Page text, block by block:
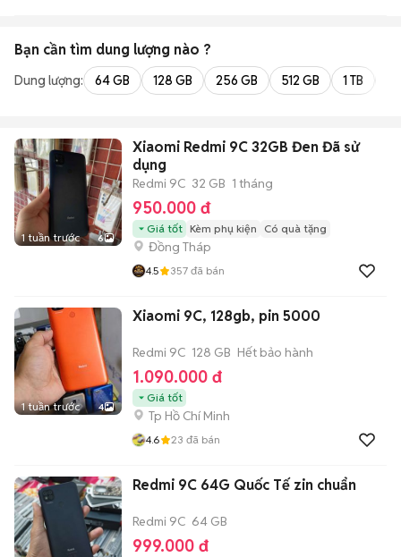
Bạn cần tìm dung lượng nào ?
Dung lượng: 64 GB 128 GB 256 GB 512 GB 1 TB
1 tuần trước 6
Xiaomi Redmi 9C 32GB Đen Đã sử
dụng
Redmi 9C 32 GB 1 tháng
950.000 đ
Giá tốt Kèm phụ kiện Có quà tặng
Đồng Tháp
4.5 357 đã bán
1 tuần trước 4
Xiaomi 9C, 128gb, pin 5000
Redmi 9C 128 GB Hết bảo hành
1.090.000 đ
Giá tốt
Tp Hồ Chí Minh
4.6 23 đã bán
Redmi 9C 64G Quốc Tế zin chuẩn
Redmi 9C 64 GB
999.000 đ